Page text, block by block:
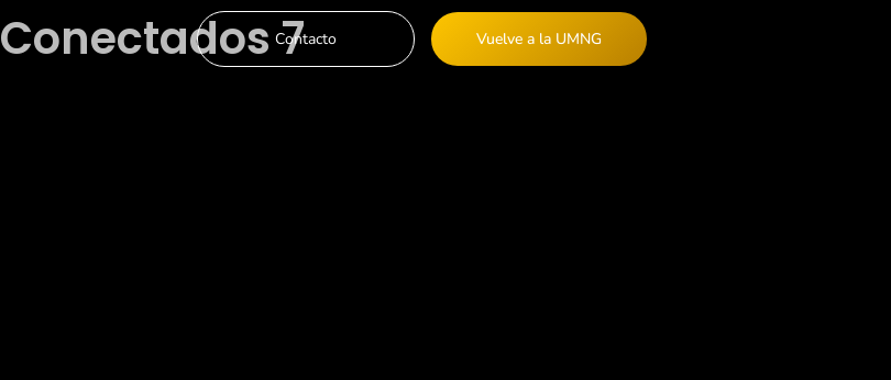
Contacto Vuelve a la UMNG
Conectados 7